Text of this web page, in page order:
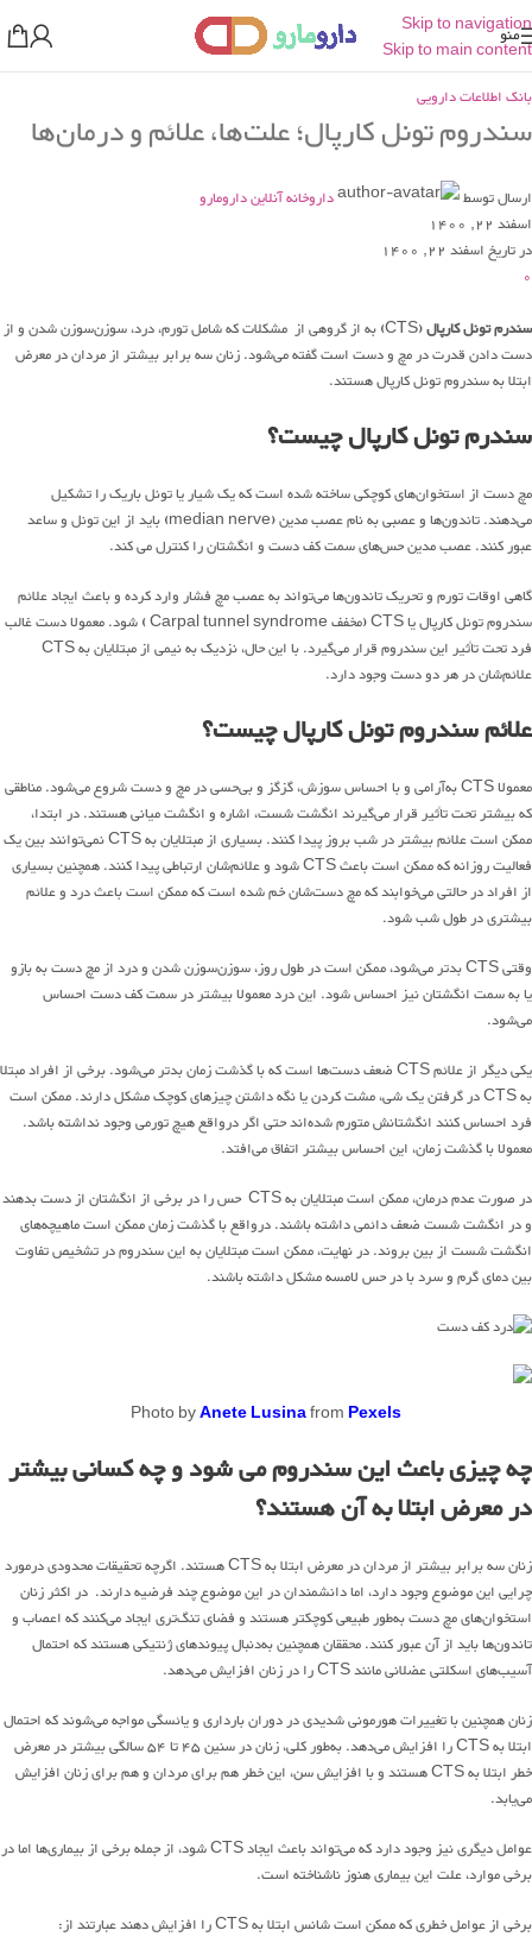
Skip to navigation
Skip to main content
منو
بانک اطلاعات دارویی
سندروم تونل کارپال؛ علت‌ها، علائم و درمان‌ها
ارسال توسط
داروخانه آنلاین دارومارو
اسفند 22, 1400
در تاریخ اسفند 22, 1400
0
سندرم تونل کارپال
(CTS) به از گروهی از مشکلات که شامل تورم، درد، سوزن‌سوزن شدن و از
دست دادن قدرت در مچ و دست است گفته می‌شود. زنان سه برابر بیشتر از مردان در معرض
ابتلا به سندروم تونل کارپال هستند.
سندرم تونل کارپال چیست؟
مچ دست از استخوان‌های کوچکی ساخته شده است که یک شیار یا تونل باریک را تشکیل
می‌دهند. تاندون‌ها و عصبی به نام عصب مدین (median nerve) باید از این تونل و ساعد
عبور کنند. عصب مدین حس‌های سمت کف دست و انگشتان را کنترل می کند.
گاهی اوقات تورم و تحریک تاندون‌ها می‌تواند به عصب مچ فشار وارد کرده و باعث ایجاد علائم
سندروم تونل کارپال یا CTS (مخفف Carpal tunnel syndrome ) شود. معمولا دست غالب
فرد تحت تأثیر این سندروم قرار می‌گیرد. با این حال، نزدیک به نیمی از مبتلایان به CTS
علائم‌شان در هر دو دست وجود دارد.
علائم سندروم تونل کارپال چیست؟
معمولا CTS به‌آرامی و با احساس سوزش، گزگز و بی‌حسی در مچ و دست شروع می‌شود. مناطقی
که بیشتر تحت تأثیر قرار می‌گیرند انگشت شست، اشاره و انگشت میانی هستند. در ابتدا،
ممکن است علائم بیشتر در شب بروز پیدا کنند. بسیاری از مبتلایان به CTS نمی‌توانند بین یک
فعالیت روزانه که ممکن است باعث CTS شود و علائم‌شان ارتباطی پیدا کنند. همچنین بسیاری
از افراد در حالتی می‌خوابند که مچ دست‌شان خم شده است که ممکن است باعث درد و علائم
بیشتری در طول شب شود.
وقتی CTS بدتر می‌شود، ممکن است در طول روز، سوزن‌سوزن شدن و درد از مچ دست به بازو
یا به سمت انگشتان نیز احساس شود. این درد معمولا بیشتر در سمت کف دست احساس
می‌شود.
یکی دیگر از علائم CTS ضعف دست‌ها است که با گذشت زمان بدتر می‌شود. برخی از افراد مبتلا
به CTS در گرفتن یک شی، مشت کردن یا نگه داشتن چیزهای کوچک مشکل دارند. ممکن است
فرد احساس کنند انگشتانش متورم شده‌اند حتی اگر درواقع هیچ تورمی وجود نداشته باشد.
معمولا با گذشت زمان، این احساس بیشتر اتفاق می‌افتد.
در صورت عدم درمان، ممکن است مبتلایان به CTS حس را در برخی از انگشتان از دست بدهند
و در انگشت شست ضعف دائمی داشته باشند. درواقع با گذشت زمان ممکن است ماهیچه‌های
انگشت شست از بین بروند. در نهایت، ممکن است مبتلایان به این سندروم در تشخیص تفاوت
بین دمای گرم و سرد با در حس لامسه مشکل داشته باشند.
Photo byAnete Lusinafrom Pexels
چه چیزی باعث این سندروم می شود و چه کسانی بیشتر
در معرض ابتلا به آن هستند؟
زنان سه برابر بیشتر از مردان در معرض ابتلا به CTS هستند. اگرچه تحقیقات محدودی درمورد
چرایی این موضوع وجود دارد، اما دانشمندان در این موضوع چند فرضیه دارند. در اکثر زنان
استخوان‌های مچ دست به‌طور طبیعی کوچکتر هستند و فضای تنگ‌تری ایجاد می‌کنند که اعصاب و
تاندون‌ها باید از آن عبور کنند. محققان همچنین به‌دنبال پیوندهای ژنتیکی هستند که احتمال
آسیب‌های اسکلتی عضلانی مانند CTS را در زنان افزایش می‌دهد.
زنان همچنین با تغییرات هورمونی شدیدی در دوران بارداری و یائسگی مواجه می‌شوند که احتمال
ابتلا به CTS را افزایش می‌دهد. به‌طور کلی، زنان در سنین ۴۵ تا ۵۴ سالگی بیشتر در معرض
خطر ابتلا به CTS هستند و با افزایش سن، این خطر هم برای مردان و هم برای زنان افزایش
می‌یابد.
عوامل دیگری نیز وجود دارد که می‌تواند باعث ایجاد CTS شود، از جمله برخی از بیماری‌ها اما در
برخی موارد، علت این بیماری هنوز ناشناخته است.
برخی از عوامل خطری که ممکن است شانس ابتلا به CTS را افزایش دهند عبارتند از: